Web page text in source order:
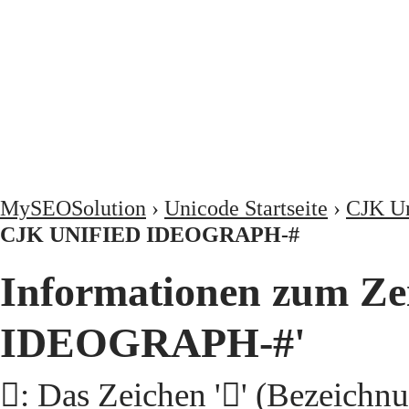
MySEOSolution › Unicode Startseite › CJK
CJK UNIFIED IDEOGRAPH-#
Informationen zum
IDEOGRAPH-#'
𩮝: Das Zeichen '𩮝'